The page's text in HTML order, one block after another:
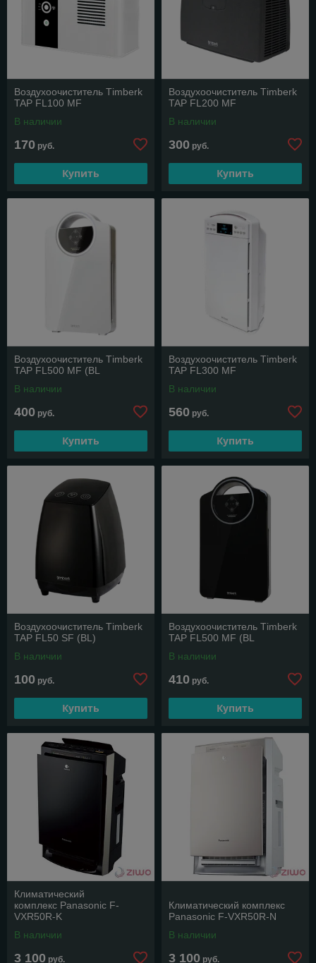
Воздухоочиститель Тimberk
TAP FL100 MF
В наличии
170 руб.
Купить
Воздухоочиститель Тimberk
TAP FL200 MF
В наличии
300 руб.
Купить
Воздухоочиститель Тimberk
TAP FL500 MF (BL
В наличии
400 руб.
Купить
Воздухоочиститель Тimberk
TAP FL300 MF
В наличии
560 руб.
Купить
Воздухоочиститель Тimberk
TAP FL50 SF (BL)
В наличии
100 руб.
Купить
Воздухоочиститель Тimberk
TAP FL500 MF (BL
В наличии
410 руб.
Купить
Климатический
комплекс Panasonic F-
VXR50R-K
В наличии
3 100 руб.
Климатический комплекс
Panasonic F-VXR50R-N
В наличии
3 100 руб.